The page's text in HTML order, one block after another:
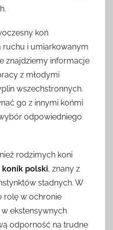
koń
i umiarkowanym
znajdziemy informacje
z młodymi
wszechstronnych.
go z innymi końmi
odpowiedniego
rodzimych koni
konik polski, znany z
stadnych. W
rolę w ochronie
ekstensywnych
odporność na trudne